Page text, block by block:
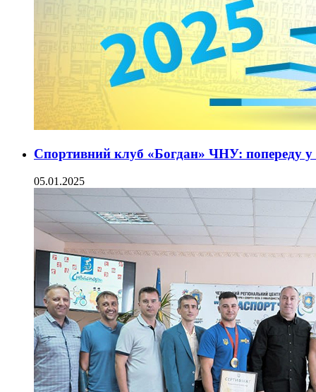
Спортивний клуб «Богдан» ЧНУ: попереду у
05.01.2025